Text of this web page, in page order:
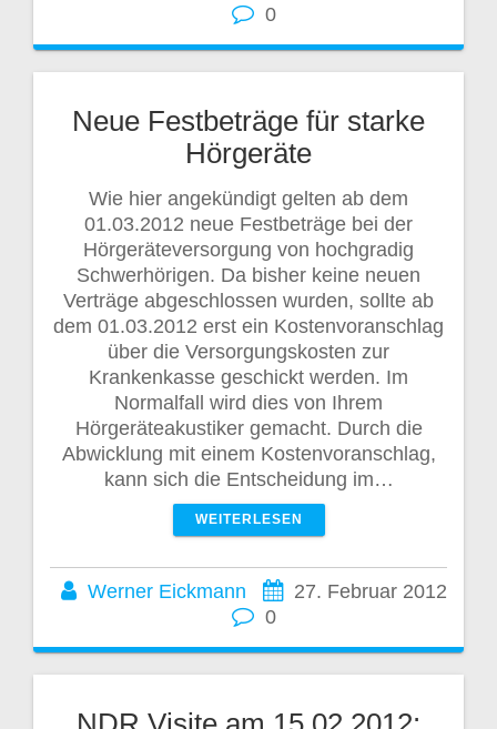
0
Neue Festbeträge für starke
Hörgeräte
Wie hier angekündigt gelten ab dem
01.03.2012 neue Festbeträge bei der
Hörgeräteversorgung von hochgradig
Schwerhörigen. Da bisher keine neuen
Verträge abgeschlossen wurden, sollte ab
dem 01.03.2012 erst ein Kostenvoranschlag
über die Versorgungskosten zur
Krankenkasse geschickt werden. Im
Normalfall wird dies von Ihrem
Hörgeräteakustiker gemacht. Durch die
Abwicklung mit einem Kostenvoranschlag,
kann sich die Entscheidung im…
WEITERLESEN
Werner Eickmann
27. Februar 2012
0